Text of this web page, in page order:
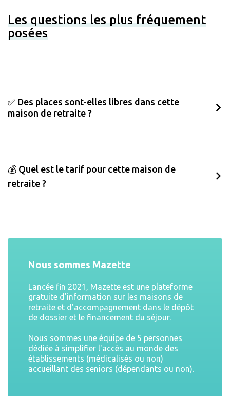
Les questions les plus fréquement
posées
✅ Des places sont-elles libres dans cette
maison de retraite ?
💰 Quel est le tarif pour cette maison de
retraite ?
Nous sommes Mazette
Lancée fin 2021, Mazette est une plateforme
gratuite d'information sur les maisons de
retraite et d'accompagnement dans le dépôt
de dossier et le financement du séjour.
Nous sommes une équipe de 5 personnes
dédiée à simplifier l'accès au monde des
établissements (médicalisés ou non)
accueillant des seniors (dépendants ou non).